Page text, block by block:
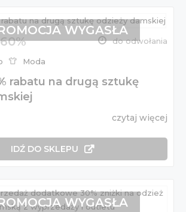
do odwołania
Moda
rabatu na drugą sztukę
czytaj więcej
IDŹ DO SKLEPU
WYGASŁA
WYGASŁA